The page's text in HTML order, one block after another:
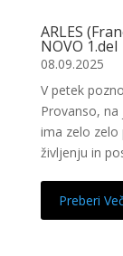
ARLES
NOVO 1.del
08.09.2025
V petek
Provanso,
ima zelo
življenju in
Preberi Več